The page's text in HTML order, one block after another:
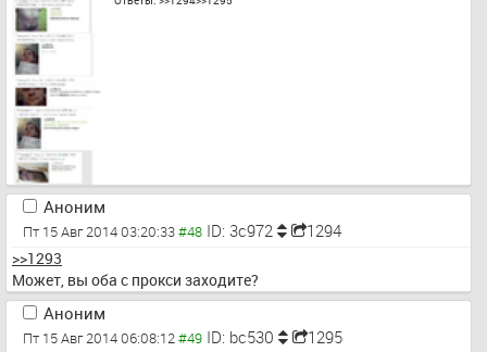
Аноним
Пт 15 Авг 2014 03:20:33 ID: 3c972 1294
>>1293
Может, вы оба с прокси заходите?
Аноним
Пт 15 Авг 2014 06:08:12 ID: bc530 1295